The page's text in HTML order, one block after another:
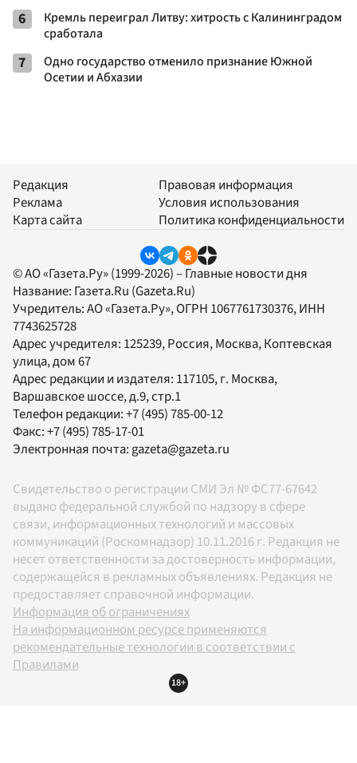
6
Кремль переиграл Литву: хитрость с Калининградом
сработала
7
Одно государство отменило признание Южной
Осетии и Абхазии
Редакция
Реклама
Карта сайта
Правовая информация
Условия использования
Политика конфиденциальности
© АО «Газета.Ру» (1999-2026) – Главные новости дня
Название: Газета.Ru (Gazeta.Ru)
Учредитель:АО «Газета.Ру», ОГРН 1067761730376, ИНН
7743625728
Адрес учредителя: 125239, Россия, Москва, Коптевская
улица, дом 67
Адрес редакции и издателя: 117105, г. Москва,
Варшавское шоссе, д.9, стр.1
Телефон редакции:+7 (495) 785-00-12
Факс:+7 (495) 785-17-01
Электронная почта: gazeta@gazeta.ru
Свидетельство о регистрации СМИ Эл № ФС77-67642
выдано федеральной службой по надзору в сфере
связи, информационных технологий и массовых
коммуникаций (Роскомнадзор) 10.11.2016 г. Редакция не
несет ответственности за достоверность информации,
содержащейся в рекламных объявлениях. Редакция не
предоставляет справочной информации.
Информация об ограничениях
На информационном ресурсе применяются
рекомендательные технологии в соответствии с
Правилами
18+